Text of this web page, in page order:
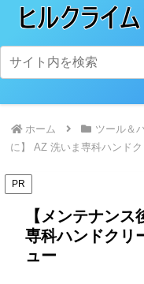
ホーム ツール＆
に】 AZ 洗いま専科ハンド
PR
【メンテナン
専科ハンドクリ
ュー